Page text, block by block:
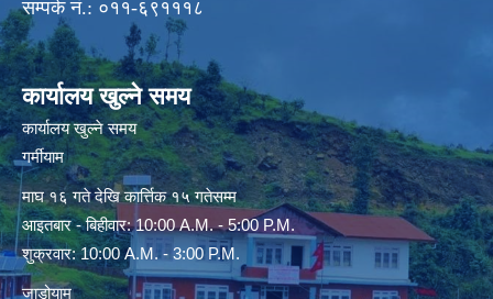
सम्पर्क नं.: ०११-६९१११८
कार्यालय खुल्ने समय
कार्यालय खुल्ने समय
गर्मीयाम
माघ १६ गते देखि कार्त्तिक १५ गतेसम्म
आइतबार - बिहीवार: 10:00 A.M. - 5:00 P.M.
शुक्रवार: 10:00 A.M. - 3:00 P.M.
जाडोयाम